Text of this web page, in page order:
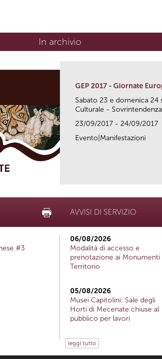
In archivio
GEP 2017 - Giornate
Sabato 23 e domenica 24
Culturale -
23/09/2017 - 24/09/2017
Evento|Manifestazioni
#3
AVVISI DI SERVIZIO
06/08/2026
Modalità di accesso e
prenotazione ai Monumenti
Territorio
05/08/2026
Musei Capitolini: Sale degli
Horti di Mecenate chiuse al
pubblico per lavori
leggi tutto